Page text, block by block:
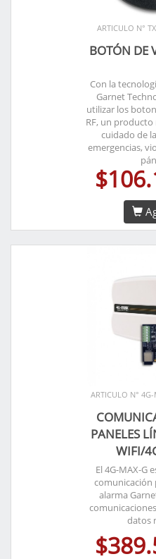
ARTICULO N°
BOTÓN DE
Con la
Garnet
utilizar los
RF, un producto
cuidado de
emergencias,
ARTICULO N°
PANELES
WIFI/
El 4G-MAX-G
comunicación
alarma
datos